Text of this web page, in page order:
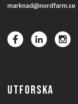
marknad@nordfarm.se
UTFORSKA